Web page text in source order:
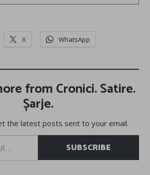
X WhatsApp
from Cronici. Satire.
Șarje.
the latest posts sent to your email.
SUBSCRIBE